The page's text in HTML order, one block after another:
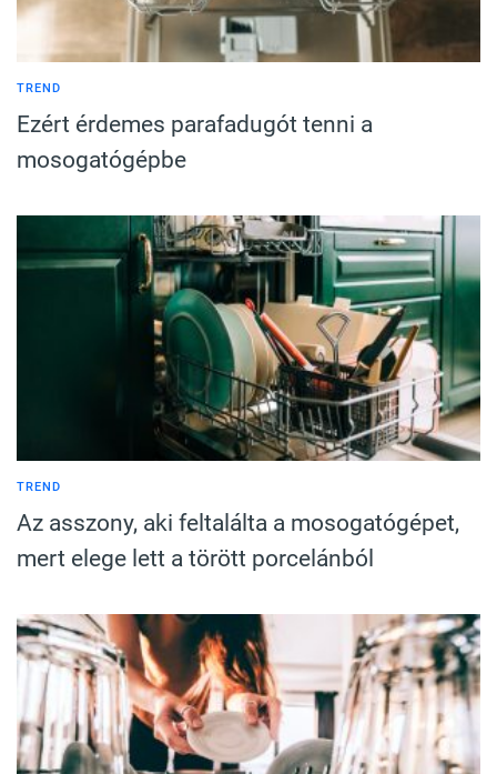
TREND
Ezért érdemes parafadugót tenni a
mosogatógépbe
TREND
Az asszony, aki feltalálta a mosogatógépet,
mert elege lett a törött porcelánból